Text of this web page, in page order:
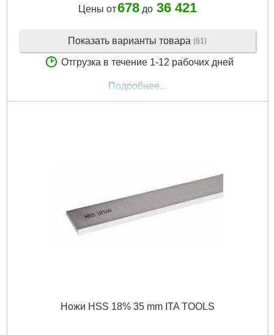
Цены от678до 36 421
Показать варианты товара (61)
Отгрузка в течение 1-12 рабочих дней
Подробнее...
Ножи HSS 18% 35 mm ITA TOOLS